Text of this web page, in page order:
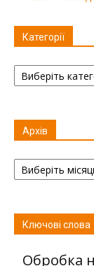
Категорії
Категорії
Архів
Архів
Ключові слова
Обробка